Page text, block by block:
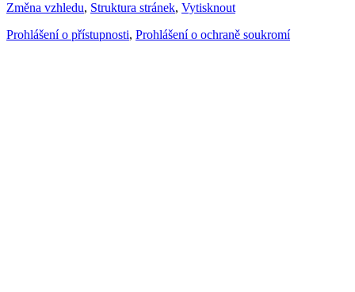
Změna vzhledu, Struktura stránek, Vytisknout
Prohlášení o přístupnosti, Prohlášení o ochraně soukromí